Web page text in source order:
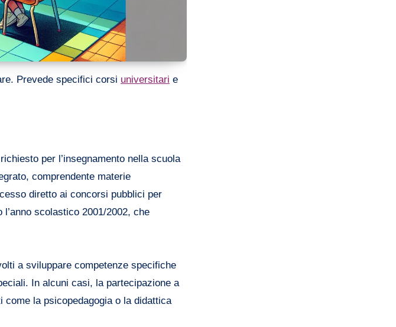
Prevede specifici corsi universitari e
per l’insegnamento nella scuola
comprendente materie
diretto ai concorsi pubblici per
scolastico 2001/2002, che
a sviluppare competenze specifiche
In alcuni casi, la partecipazione a
la psicopedagogia o la didattica